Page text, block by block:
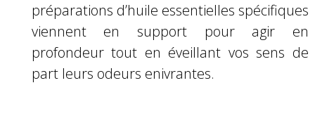
préparations d’huile essentielles spécifiques
viennent en support pour agir en
profondeur tout en éveillant vos sens de
part leurs odeurs enivrantes.